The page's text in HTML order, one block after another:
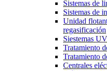
Sistemas de
Sistemas de
Unidad
regasificación
Siestemas
Tratamiento
Tratamiento
Centrales